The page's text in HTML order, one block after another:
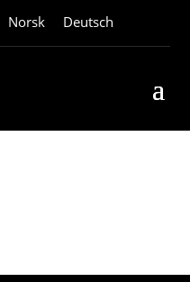
Norsk Deutsch